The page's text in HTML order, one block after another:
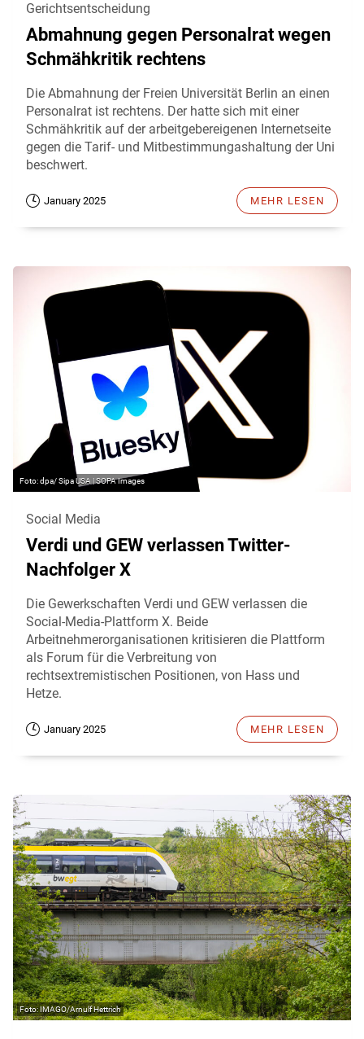
Gerichtsentscheidung
Abmahnung gegen Personalrat wegen
Schmähkritik rechtens
Die Abmahnung der Freien Universität Berlin an einen
Personalrat ist rechtens. Der hatte sich mit einer
Schmähkritik auf der arbeitgebereigenen Internetseite
gegen die Tarif- und Mitbestimmungashaltung der Uni
beschwert.
January 2025 MEHR LESEN
dpa/ Sipa USA | SOPA Images
Social Media
Verdi und GEW verlassen Twitter-
Nachfolger X
Die Gewerkschaften Verdi und GEW verlassen die
Social-Media-Plattform X. Beide
Arbeitnehmerorganisationen kritisieren die Plattform
als Forum für die Verbreitung von
rechtsextremistischen Positionen, von Hass und
Hetze.
January 2025 MEHR LESEN
IMAGO/Arnulf Hettrich